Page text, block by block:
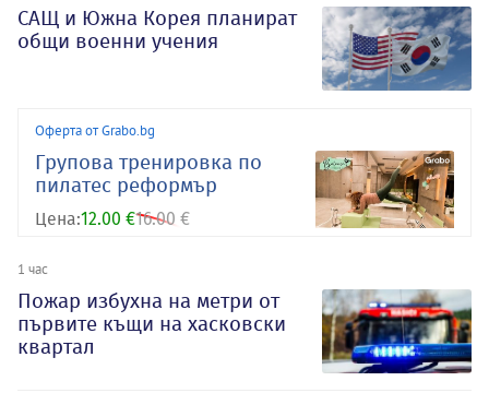
САЩ и Южна Корея планират
общи военни учения
Оферта от Grabo.bg
Групова тренировка по
пилатес реформър
Цена:12.00 €16.00 €
1 час
Пожар избухна на метри от
първите къщи на хасковски
квартал